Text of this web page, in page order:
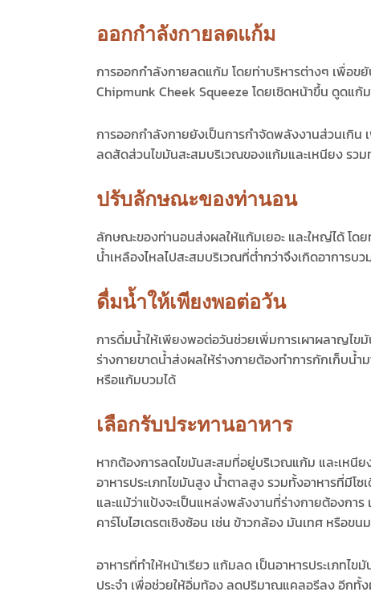
ออกกำลังกายลดแก้ม
การออกกำลังกายลดแก้ม โดยท่าบริหารต่างๆ เพื่อข
Chipmunk Cheek Squeeze โดยเชิดหน้าขึ้น ดูดแก้
การออกกำลังกายยังเป็นการกำจัดพลังงานส่วนเกิน
ลดสัดส่วนไขมันสะสมบริเวณของแก้มและเหนียง รว
ปรับลักษณะของท่านอน
ลักษณะของท่านอนส่งผลให้แก้มเยอะ และใหญ่ได้ โด
น้ำเหลืองไหลไปสะสมบริเวณที่ต่ำกว่าจึงเกิดอาการบ
ดื่มน้ำให้เพียงพอต่อวัน
การดื่มน้ำให้เพียงพอต่อวันช่วยเพิ่มการเผาผลาญไข
ร่างกายขาดน้ำส่งผลให้ร่างกายต้องทำการกักเก็บน้
หรือแก้มบวมได้
เลือกรับประทานอาหาร
หากต้องการลดไขมันสะสมที่อยู่บริเวณแก้ม และเหนีย
อาหารประเภทไขมันสูง น้ำตาลสูง รวมทั้งอาหารที่มีโ
และแม้ว่าแป้งจะเป็นแหล่งพลังงานที่ร่างกายต้องกา
คาร์โบไฮเดรตเชิงซ้อน เช่น ข้าวกล้อง มันเทศ หรือข
อาหารที่ทำให้หน้าเรียว แก้มลด เป็นอาหารประเภทไ
ประจำ เพื่อช่วยให้อิ่มท้อง ลดปริมาณแคลอรีลง อีกทั้